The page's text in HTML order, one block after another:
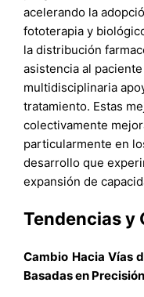
acelerando la
fototerapia y
la distribución
asistencia al
multidisciplinaria
tratamiento. Estas
colectivamente
particularmente en
desarrollo que
expansión de
Tendencias y
Cambio Hacia Vías
Basadas en Precisión